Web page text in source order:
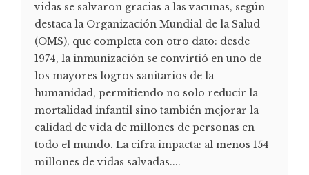
vidas se salvaron gracias a las vacunas, según
destaca la Organización Mundial de la Salud
(OMS), que completa con otro dato: desde
1974, la inmunización se convirtió en uno de
los mayores logros sanitarios de la
humanidad, permitiendo no solo reducir la
mortalidad infantil sino también mejorar la
calidad de vida de millones de personas en
todo el mundo. La cifra impacta: al menos 154
millones de vidas salvadas....